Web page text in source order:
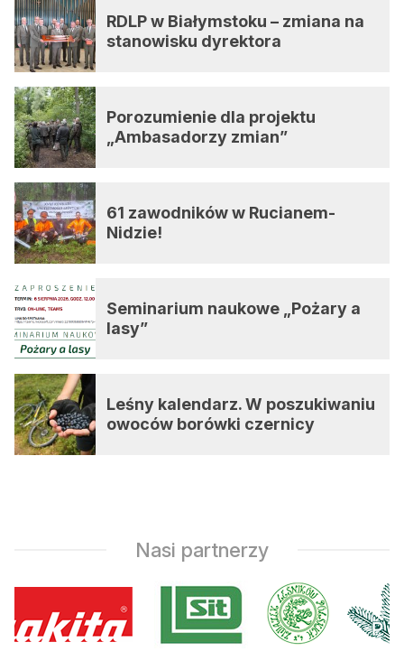
RDLP w Białymstoku – zmiana na
stanowisku dyrektora
Porozumienie dla projektu
„Ambasadorzy zmian”
61 zawodników w Rucianem-
Nidzie!
Seminarium naukowe „Pożary a
lasy”
Leśny kalendarz. W poszukiwaniu
owoców borówki czernicy
Nasi partnerzy